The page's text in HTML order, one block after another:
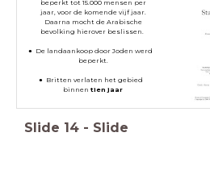
beperkt tot 15.000 mensen per
jaar, voor de komende vijf jaar.
Daarna mocht de Arabische
bevolking hierover beslissen.
De landaankoop door Joden werd
beperkt.
Britten verlaten het gebied
binnentien jaar
Slide 14 - Slide